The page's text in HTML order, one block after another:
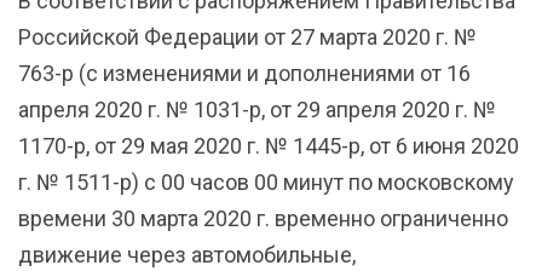
Российской Федерации от 27 марта 2020 г. №
763-р (с изменениями и дополнениями от 16
апреля 2020 г. № 1031-р, от 29 апреля 2020 г. №
1170-р, от 29 мая 2020 г. № 1445-р, от 6 июня 2020
г. № 1511-р) с 00 часов 00 минут по московскому
времени 30 марта 2020 г. временно ограниченно
движение через автомобильные,